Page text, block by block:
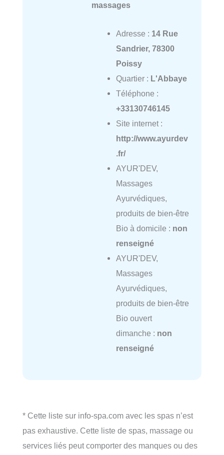
massages
Adresse : 14 Rue
Sandrier, 78300
Poissy
Quartier : L'Abbaye
Téléphone :
+33130746145
Site internet :
http://www.ayurdev
.fr/
AYUR'DEV,
Massages
Ayurvédiques,
produits de bien-être
Bio à domicile : non
renseigné
AYUR'DEV,
Massages
Ayurvédiques,
produits de bien-être
Bio ouvert
dimanche : non
renseigné
* Cette liste sur info-spa.com avec les spas n’est
pas exhaustive. Cette liste de spas, massage ou
services liés peut comporter des manques ou des